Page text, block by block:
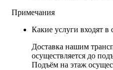
Примечания
Какие услуги входят в
Доставка нашим
осуществляется до
Подъём на этаж